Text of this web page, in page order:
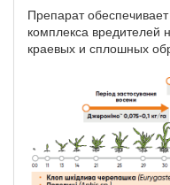
Препарат
комплекса вредителей
краевых и сплошных